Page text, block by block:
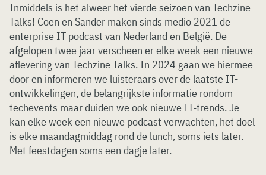
Inmiddels is het alweer het vierde seizoen van Techzine
Talks! Coen en Sander maken sinds medio 2021 de
enterprise IT podcast van Nederland en België. De
afgelopen twee jaar verscheen er elke week een nieuwe
aflevering van Techzine Talks. In 2024 gaan we hiermee
door en informeren we luisteraars over de laatste IT-
ontwikkelingen, de belangrijkste informatie rondom
techevents maar duiden we ook nieuwe IT-trends. Je
kan elke week een nieuwe podcast verwachten, het doel
is elke maandagmiddag rond de lunch, soms iets later.
Met feestdagen soms een dagje later.